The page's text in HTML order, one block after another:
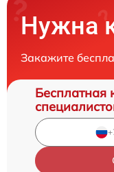
Нужна
Закажите
Бесплатная